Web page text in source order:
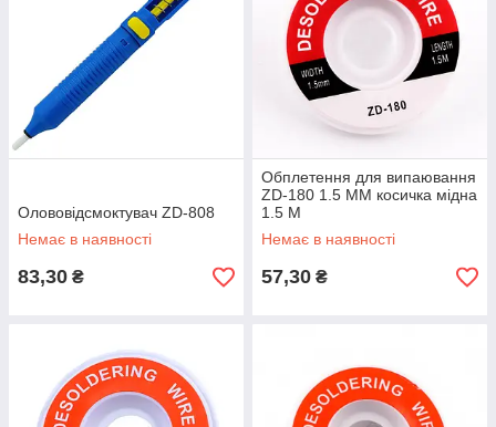
Олововідсмоктувач ZD-808
Немає в наявності
83,30 ₴
Обплетення для випаювання
ZD-180 1.5 MM косичка мідна
1.5 M
Немає в наявності
57,30 ₴